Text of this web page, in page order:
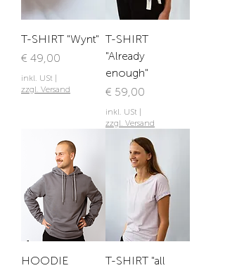
T-SHIRT "Wynt"
Preis
€ 49,00
inkl. USt |
zzgl. Versand
T-SHIRT
"Already
enough"
Preis
€ 59,00
inkl. USt |
zzgl. Versand
HOODIE
T-SHIRT "all